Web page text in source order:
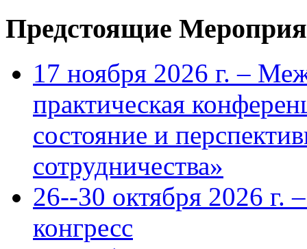
Предстоящие
17 ноября 2026 г. –
практическая
состояние и
сотрудничества»
26--30 октября 2026 г.
конгресс